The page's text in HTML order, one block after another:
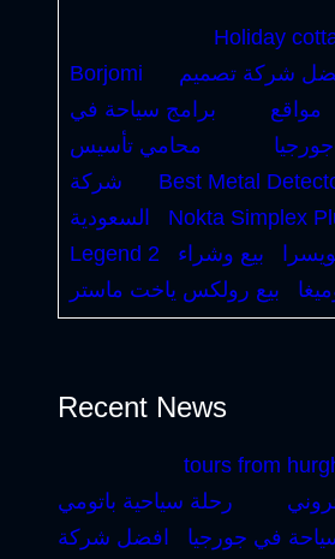
Holiday
Borjomi
شركة تصميم
مواقع
برامج سياحة في
جورجيا
محامي تأسيس
شركة
Best Metal
السعودية
Nokta Simplex
Legend 2
بيع وشراء
بيع رولكس ياخت ماستر
Recent News
tours from
رحلة سياحية باتومي
في جورجيا
افضل شركة